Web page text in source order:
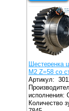
Шестеренка
M2 Z=58 со
Артикул:
исполнения:
Количество